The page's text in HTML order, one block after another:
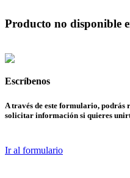
Producto no disponible
Escríbenos
A través de este formulario, podrás
solicitar información si quieres
Ir al formulario